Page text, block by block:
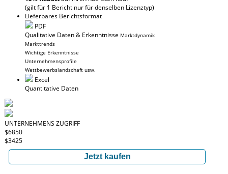
(gilt für 1 Bericht nur für denselben Lizenztyp)
Lieferbares Berichtsformat
PDF
Qualitative Daten & Erkenntnisse Marktdynamik
Markttrends
Wichtige Erkenntnisse
Unternehmensprofile
Wettbewerbslandschaft usw.
Excel
Quantitative Daten
UNTERNEHMENS ZUGRIFF
$6850
$3425
Jetzt kaufen